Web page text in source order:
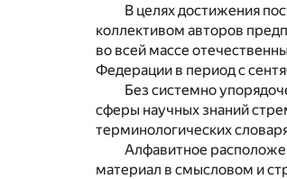
В целях достижения
коллективом авторов
во всей массе
Федерации в период с
Без системно
сферы научных знаний
терминологических
Алфавитное
материал в смысловом и